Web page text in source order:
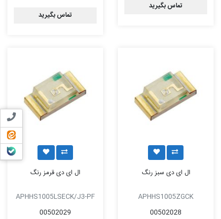
تماس
ایتا
بله
تماس بگیرید
تماس بگیرید
ال ای دی سبز رنگ
APHHS1005ZGCK
00502028
ال ای دی قرمز رنگ
APHHS1005LSECK/J3-PF
00502029